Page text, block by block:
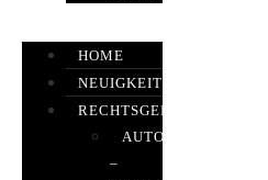
HOME
NEUIGKEITEN
RECHTSGEBIETE
AUTOBETRUG
–